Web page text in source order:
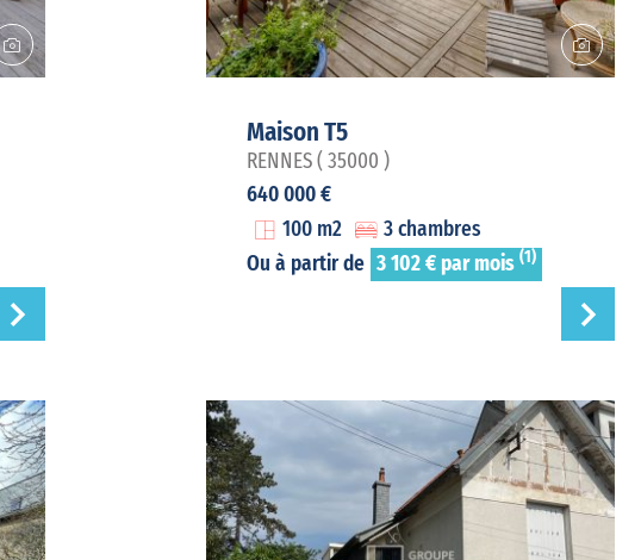
Maison T5
RENNES ( 35000 )
640 000 €
100 m2
3 chambres
Ou à partir de 3 102 € par mois (1)